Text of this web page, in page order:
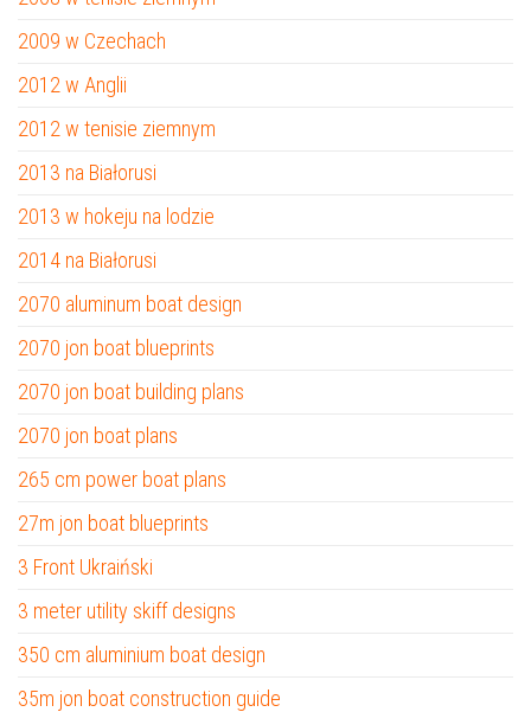
2009 w Czechach
2012 w Anglii
2012 w tenisie ziemnym
2013 na Białorusi
2013 w hokeju na lodzie
2014 na Białorusi
2070 aluminum boat design
2070 jon boat blueprints
2070 jon boat building plans
2070 jon boat plans
265 cm power boat plans
27m jon boat blueprints
3 Front Ukraiński
3 meter utility skiff designs
350 cm aluminium boat design
35m jon boat construction guide